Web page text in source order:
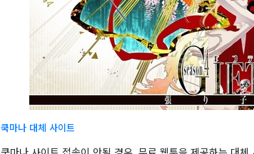
쿡마나 대체 사이트